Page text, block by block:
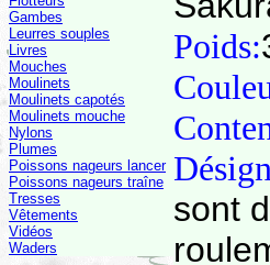
Gambes
Leurres souples
Livres
Mouches
Moulinets
Moulinets capotés
Moulinets mouche
Nylons
Plumes
Poissons nageurs lancer
Poissons nageurs traîne
Tresses
Vêtements
Vidéos
Waders
Poids:
sont